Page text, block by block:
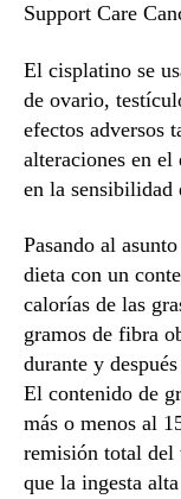
Support Care
El cisplatino se
de ovario,
efectos adversos
alteraciones en
en la sensibilidad
Pasando al
dieta con un
calorías de las
gramos de fibra
durante y
El contenido de
más o menos al
remisión total del
que la ingesta